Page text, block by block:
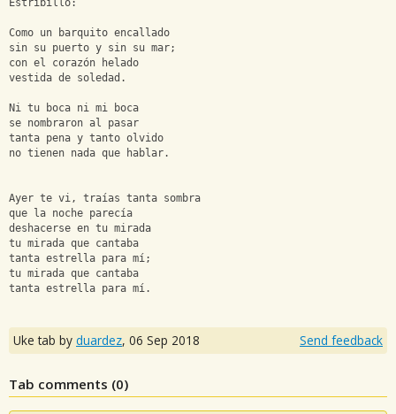
Estribillo:
Como un barquito encallado
sin su puerto y sin su mar;
con el corazón helado
vestida de soledad.
Ni tu boca ni mi boca
se nombraron al pasar
tanta pena y tanto olvido
no tienen nada que hablar.
Ayer te vi, traías tanta sombra
que la noche parecía
deshacerse en tu mirada
tu mirada que cantaba
tanta estrella para mí;
tu mirada que cantaba
tanta estrella para mí.
Uke tab by duardez, 06 Sep 2018 Send feedback
Tab comments (0)